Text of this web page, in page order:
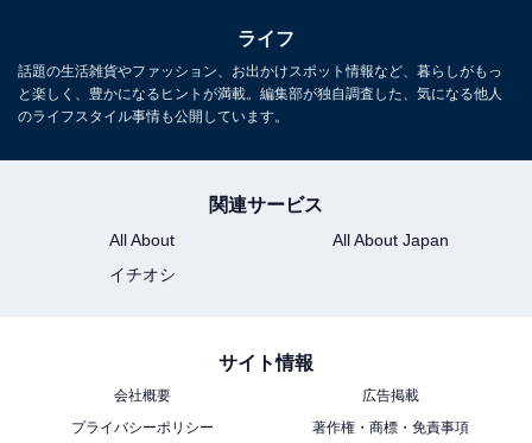
Amazonで雑誌を見る
ライフ
話題の生活雑貨やファッション、お出かけスポット情報など、暮らしがもっ
と楽しく、豊かになるヒントが満載。編集部が独自調査した、気になる他人
のライフスタイル事情も公開しています。
関連サービス
All About
All About Japan
イチオシ
サイト情報
会社概要
広告掲載
プライバシーポリシー
著作権・商標・免責事項